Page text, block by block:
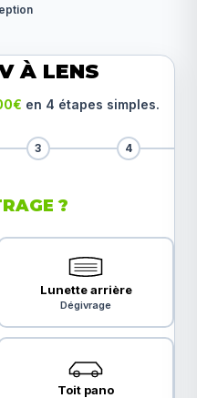
À LENS
en 4 étapes simples.
3 4
?
Lunette arrière
Dégivrage
Toit pano